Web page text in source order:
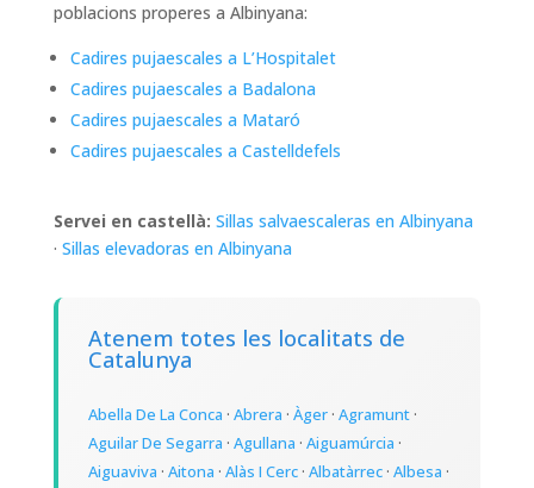
poblacions properes a Albinyana:
Cadires pujaescales a L’Hospitalet
Cadires pujaescales a Badalona
Cadires pujaescales a Mataró
Cadires pujaescales a Castelldefels
Servei en castellà: Sillas salvaescaleras en Albinyana
· Sillas elevadoras en Albinyana
Atenem totes les localitats de
Catalunya
Abella De La Conca · Abrera · Àger· Agramunt·
Aguilar De Segarra · Agullana · Aiguamúrcia ·
Aiguaviva · Aitona · Alàs I Cerc· Albatàrrec· Albesa ·